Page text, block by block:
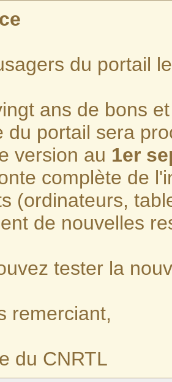
du portail
ans de bons
du portail sera
version au 1er
complète de
(ordinateurs,
de nouvelles
tester la
remerciant,
du CNRTL